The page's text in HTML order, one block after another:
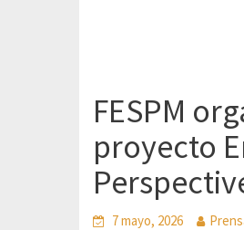
FESPM
proyecto
7 mayo, 2026